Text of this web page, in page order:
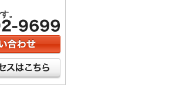
。